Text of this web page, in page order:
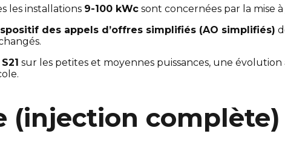
les installations 9-100 kWc sont concernées par la mise
des appels d’offres simplifiés (AO simplifiés)
sur les petites et moyennes puissances, une
(injection